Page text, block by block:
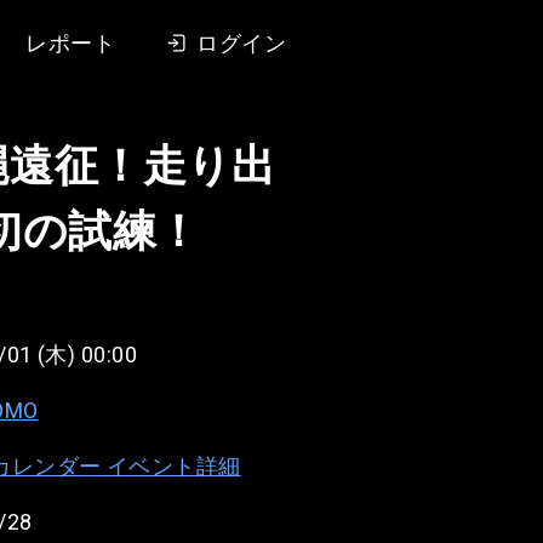
レポート ログイン
征！走り出
試練！
(木) 00:00
レンダー イベント詳細